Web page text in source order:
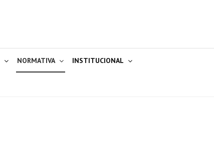
NORMATIVA INSTITUCIONAL